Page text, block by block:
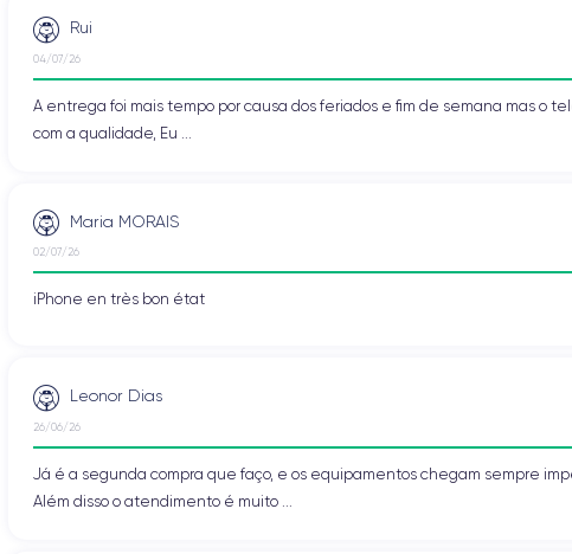
Rui
04/07/26
A entrega foi mais tempo por causa dos feriados e fim de semana mas o
com a qualidade, Eu ...
Maria MORAIS
02/07/26
iPhone en très bon état
Leonor Dias
26/06/26
Já é a segunda compra que faço, e os equipamentos chegam sempre
Além disso o atendimento é muito ...